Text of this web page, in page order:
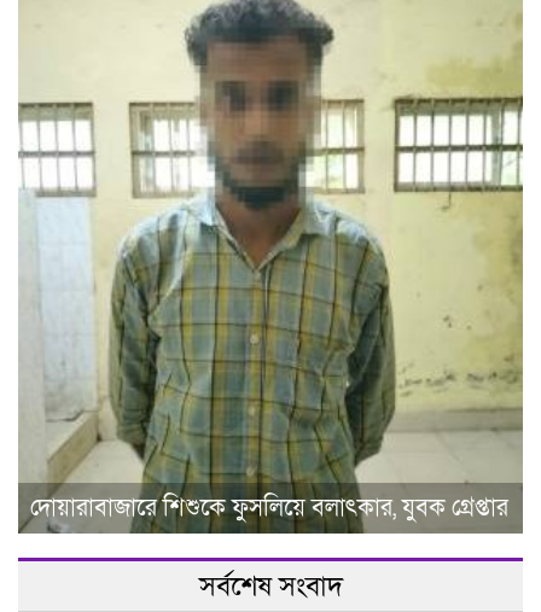
দোয়ারাবাজারে শিশুকে ফুসলিয়ে বলাৎকার, যুবক গ্রেপ্তার
সর্বশেষ সংবাদ